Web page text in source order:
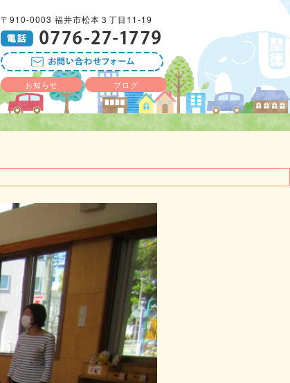
〒910-0003 福井市松本３丁目11-19
お知らせ ブログ